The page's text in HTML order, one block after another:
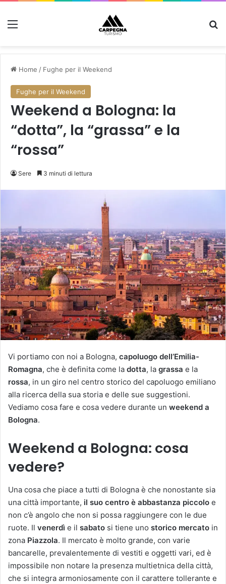
Menu
Home / Fughe per il Weekend
Fughe per il Weekend
Weekend a Bologna: la
“dotta”, la “grassa” e la
“rossa”
Sere 3 minuti di lettura
Vi portiamo con noi a Bologna, capoluogo dell’Emilia-
Romagna, che è definita come la dotta, la grassa e la
rossa, in un giro nel centro storico del capoluogo emiliano
alla ricerca della sua storia e delle sue suggestioni.
Vediamo cosa fare e cosa vedere durante un weekend a
Bologna.
Weekend a Bologna: cosa
vedere?
Una cosa che piace a tutti di Bologna è che nonostante sia
una città importante, il suo centro è abbastanza piccolo e
non c’è angolo che non si possa raggiungere con le due
ruote. Il venerdì e il sabato si tiene uno storico mercato in
zona Piazzola. Il mercato è molto grande, con varie
bancarelle, prevalentemente di vestiti e oggetti vari, ed è
impossibile non notare la presenza multietnica della città,
che si integra armoniosamente con il carattere tollerante e